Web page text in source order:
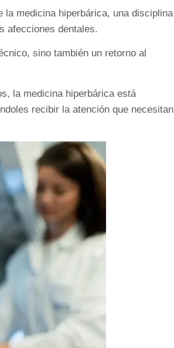
la medicina hiperbárica, una disciplina
afecciones dentales.
sino también un retorno al
la medicina hiperbárica está
recibir la atención que necesitan